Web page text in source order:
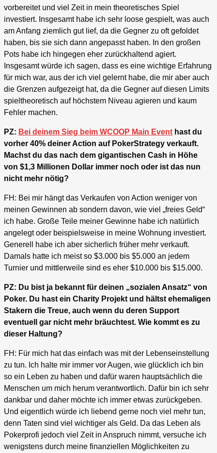
vorbereitet und viel Zeit in mein theoretisches Spiel
investiert. Insgesamt habe ich sehr loose gespielt, was auch
am Anfang ziemlich gut lief, da die Gegner zu oft gefoldet
haben, bis sie sich dann angepasst haben. In den großen
Pots habe ich hingegen eher zurückhaltend agiert.
Insgesamt würde ich sagen, dass es eine wichtige Erfahrung
für mich war, aus der ich viel gelernt habe, die mir aber auch
die Grenzen aufgezeigt hat, da die Gegner auf diesen Limits
spieltheoretisch auf höchstem Niveau agieren und kaum
Fehler machen.
PZ: Bei deinem Sieg beim WCOOP Main Event hast du
vorher 40% deiner Action auf PokerStrategy verkauft.
Machst du das nach dem gigantischen Cash in Höhe
von $1,3 Millionen Dollar immer noch oder ist das nun
nicht mehr nötig?
FH: Bei mir hängt das Verkaufen von Action weniger von
meinen Gewinnen ab sondern davon, wie viel „freies Geld“
ich habe. Große Teile meiner Gewinne habe ich natürlich
angelegt oder beispielsweise in meine Wohnung investiert.
Generell habe ich aber sicherlich früher mehr verkauft.
Damals hatte ich meist so $3.000 bis $5.000 an jedem
Turnier und mittlerweile sind es eher $10.000 bis $15.000.
PZ: Du bist ja bekannt für deinen „sozialen Ansatz“ von
Poker. Du hast ein Charity Projekt und hältst ehemaligen
Stakern die Treue, auch wenn du deren Support
eventuell gar nicht mehr bräuchtest. Wie kommt es zu
dieser Haltung?
FH: Für mich hat das einfach was mit der Lebenseinstellung
zu tun. Ich halte mir immer vor Augen, wie glücklich ich bin
so ein Leben zu haben und dafür waren hauptsächlich die
Menschen um mich herum verantwortlich. Dafür bin ich sehr
dankbar und daher möchte ich immer etwas zurückgeben.
Und eigentlich würde ich liebend gerne noch viel mehr tun,
denn Taten sind viel wichtiger als Geld. Da das Leben als
Pokerprofi jedoch viel Zeit in Anspruch nimmt, versuche ich
wenigstens durch meine finanziellen Möglichkeiten zu